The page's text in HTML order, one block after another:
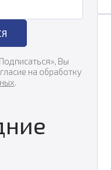
Вы
на обработку
.